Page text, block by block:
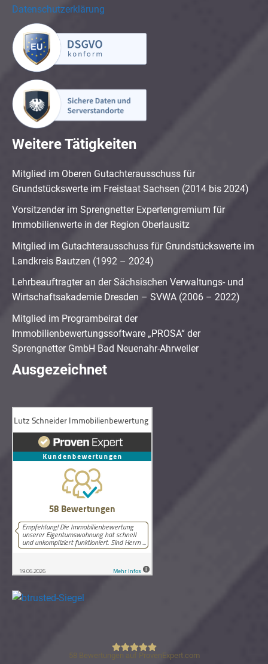
Datenschutzerklärung
Weitere Tätigkeiten
Mitglied im Oberen Gutachterausschuss für
Grundstückswerte im Freistaat Sachsen (2014 bis 2024)
Vorsitzender im Sprengnetter Expertengremium für
Immobilienwerte in der Region Oberlausitz
Mitglied im Gutachterausschuss für Grundstückswerte im
Landkreis Bautzen (1992 – 2024)
Lehrbeauftragter an der Sächsischen Verwaltungs- und
Wirtschaftsakademie Dresden – SVWA (2006 – 2022)
Mitglied im Programbeirat der
Immobilienbewertungssoftware „PROSA“ der
Sprengnetter GmbH Bad Neuenahr-Ahrweiler
Ausgezeichnet
58 Bewertungen auf ProvenExpert.com